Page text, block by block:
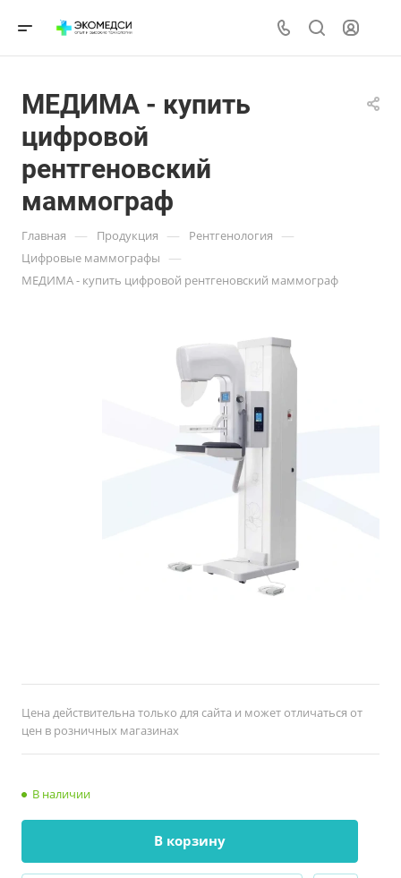
МЕДИМА - купить
цифровой
рентгеновский
маммограф
Главная — Продукция — Рентгенология —
Цифровые маммографы —
МЕДИМА - купить цифровой рентгеновский маммограф
Цена действительна только для сайта и может отличаться от
цен в розничных магазинах
В наличии
В корзину